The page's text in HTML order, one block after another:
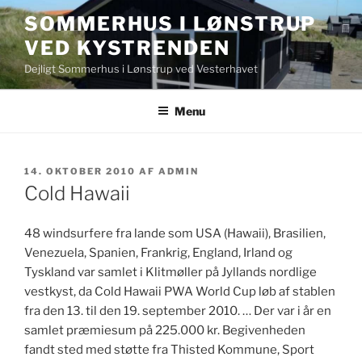
Videre
til
indhold
SOMMERHUS I LØNSTRUP
VED KYSTRENDEN
Dejligt Sommerhus i Lønstrup ved Vesterhavet
Menu
UDGIVET
DEN
14. OKTOBER 2010 AF ADMIN
Cold Hawaii
48 windsurfere fra lande som USA (Hawaii), Brasilien,
Venezuela, Spanien, Frankrig, England, Irland og
Tyskland var samlet i Klitmøller på Jyllands nordlige
vestkyst, da Cold Hawaii PWA World Cup løb af stablen
fra den 13. til den 19. september 2010. … Der var i år en
samlet præmiesum på 225.000 kr. Begivenheden
fandt sted med støtte fra Thisted Kommune, Sport